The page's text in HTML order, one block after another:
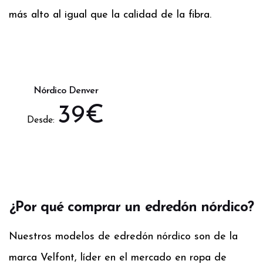
más alto al igual que la calidad de la fibra.
Nórdico Denver
Desde: 39€
¿Por qué comprar un edredón nórdico?
Nuestros modelos de edredón nórdico son de la
marca Velfont, líder en el mercado en ropa de